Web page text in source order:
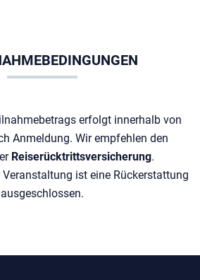
erfolgt innerhalb von
Anmeldung. Wir empfehlen den
Reiserücktrittsversicherung.
ist eine Rückerstattung
ausgeschlossen.